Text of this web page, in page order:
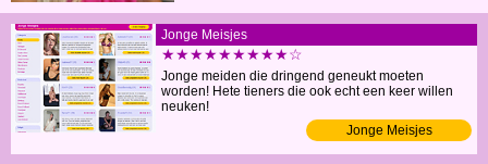
Jonge Meisjes
★★★★★★★★★☆
Jonge meiden die dringend geneukt moeten
worden! Hete tieners die ook echt een keer willen
neuken!
Jonge Meisjes